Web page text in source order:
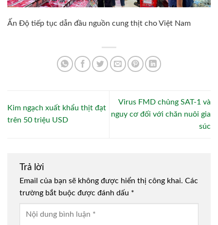
Ấn Độ tiếp tục dẫn đầu nguồn cung thịt cho Việt Nam
Kim ngạch xuất khẩu thịt đạt
trên 50 triệu USD
Virus FMD chủng SAT-1 và
nguy cơ đối với chăn nuôi gia
súc
Trả lời
Email của bạn sẽ không được hiển thị công khai. Các
trường bắt buộc được đánh dấu *